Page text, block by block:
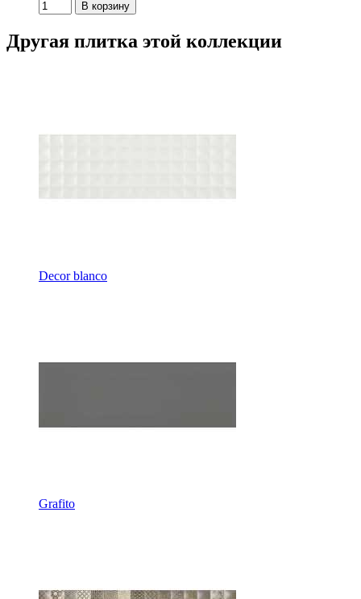
Другая плитка этой коллекции
Decor blanco
Grafito